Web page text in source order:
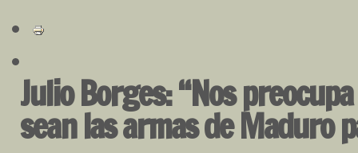
Julio Borges: “Nos
sean las armas de Maduro